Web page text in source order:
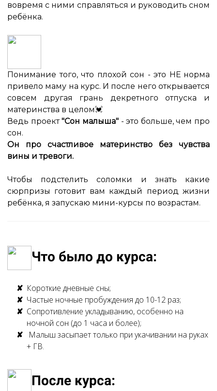
вовремя с ними справляться и руководить сном
ребёнка.
Понимание того, что плохой сон - это НЕ норма
привело маму на курс. И после него открывается
совсем другая грань декретного отпуска и
материнства в целом💓
Ведь проект"Сон малыша"- это больше, чем про
сон.
Он про счастливое материнство без чувства
вины и тревоги.
Чтобы подстелить соломки и знать какие
сюрпризы готовит вам каждый период жизни
ребёнка, я запускаю мини-курсы по возрастам.
Что было до курса:
Короткие дневные сны;
Частые ночные пробуждения до 10-12 раз;
Сопротивление укладыванию, особенно на
ночной сон (до 1 часа и более);
Малыш засыпает только при укачивании на руках
+ ГВ.
После курса: